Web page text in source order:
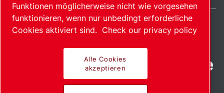
Fortschrittliche Produkte
mit Leidenschaft
Funktionen möglicherweise nicht wie vorgesehen
funktionieren, wenn nur unbedingt erforderliche
Cookies aktiviert sind. Check our privacy policy
Alle Cookies
akzeptieren